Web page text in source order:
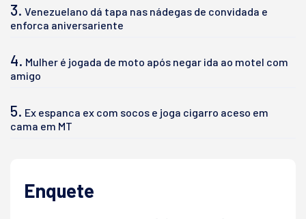
3. Venezuelano dá tapa nas nádegas de convidada e
enforca aniversariente
4. Mulher é jogada de moto após negar ida ao motel com
amigo
5. Ex espanca ex com socos e joga cigarro aceso em
cama em MT
Enquete